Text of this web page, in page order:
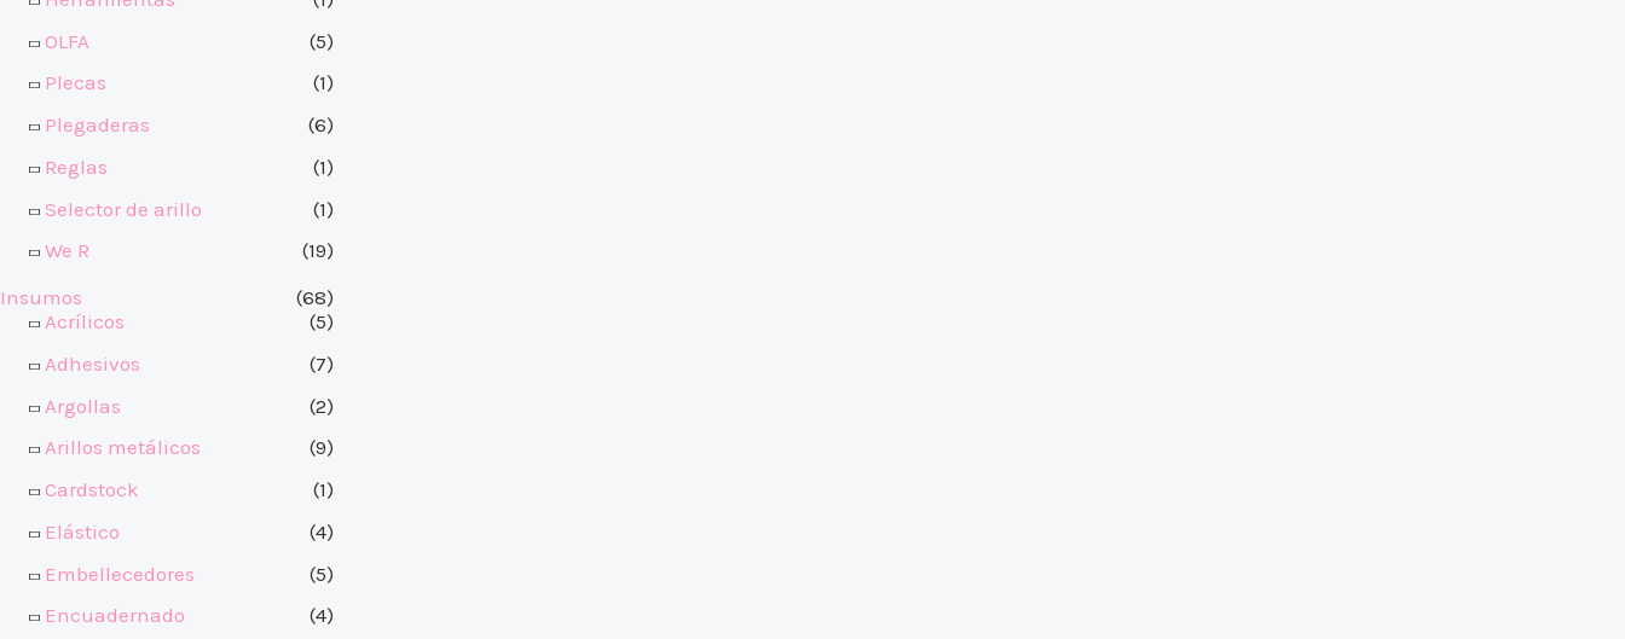
OLFA
(5)
Plecas
(1)
Plegaderas
(6)
Reglas
(1)
Selector de arillo
(1)
We R
(19)
Insumos
(68)
Acrílicos
(5)
Adhesivos
(7)
Argollas
(2)
Arillos metálicos
(9)
Cardstock
(1)
Elástico
(4)
Embellecedores
(5)
Encuadernado
(4)